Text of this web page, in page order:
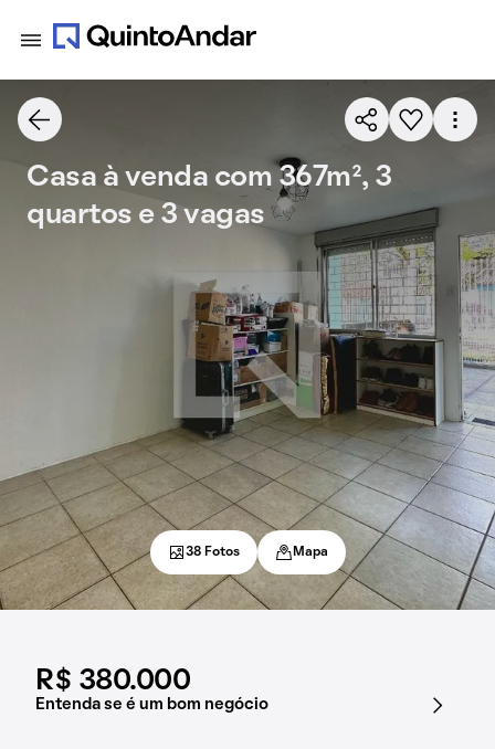
R$ 380.000
Entenda se é um bom negócio
Casa à venda com 367m², 3
quartos e 3 vagas
38 Fotos Mapa